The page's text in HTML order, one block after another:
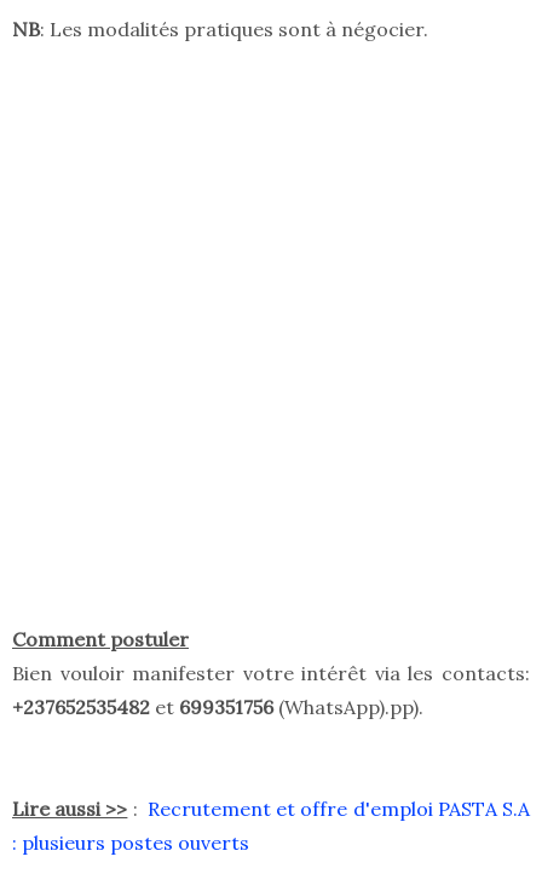
NB: Les modalités pratiques sont à négocier.
Comment postuler
Bien vouloir manifester votre intérêt via les contacts:
+237652535482 et 699351756(WhatsApp).pp).
Lire aussi >> : Recrutement et offre d'emploi PASTA S.A
: plusieurs postes ouverts